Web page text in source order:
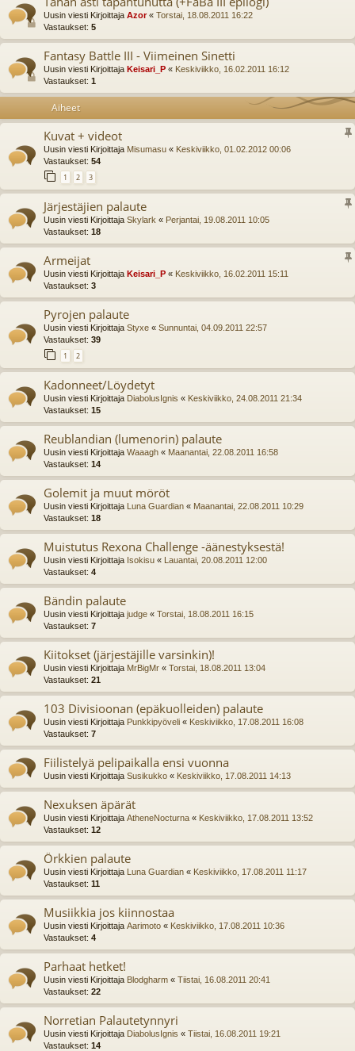
Uusin viesti Kirjoittaja Azor« Torstai, 18.08.2011 16:22
Vastaukset: 5
Fantasy Battle III - Viimeinen Sinetti
Uusin viesti Kirjoittaja Keisari_P « Keskiviikko, 16.02.2011 16:12
Vastaukset: 1
Aiheet
Kuvat + videot
Uusin viesti Kirjoittaja Misumasu « Keskiviikko, 01.02.2012 00:06
Vastaukset: 54
1 2 3
Järjestäjien palaute
Uusin viesti Kirjoittaja Skylark « Perjantai, 19.08.2011 10:05
Vastaukset: 18
Armeijat
Uusin viesti Kirjoittaja Keisari_P « Keskiviikko, 16.02.2011 15:11
Vastaukset: 3
Pyrojen palaute
Uusin viesti Kirjoittaja Styxe « Sunnuntai, 04.09.2011 22:57
Vastaukset: 39
1 2
Kadonneet/Löydetyt
Uusin viesti Kirjoittaja DiabolusIgnis « Keskiviikko, 24.08.2011 21:34
Vastaukset: 15
Reublandian (lumenorin) palaute
Uusin viesti Kirjoittaja Waaagh « Maanantai, 22.08.2011 16:58
Vastaukset: 14
Golemit ja muut möröt
Uusin viesti Kirjoittaja Luna Guardian « Maanantai, 22.08.2011 10:29
Vastaukset: 18
Muistutus Rexona Challenge -äänestyksestä!
Uusin viesti Kirjoittaja Isokisu « Lauantai, 20.08.2011 12:00
Vastaukset: 4
Bändin palaute
Uusin viesti Kirjoittaja judge « Torstai, 18.08.2011 16:15
Vastaukset: 7
Kiitokset (järjestäjille varsinkin)!
Uusin viesti Kirjoittaja MrBigMr « Torstai, 18.08.2011 13:04
Vastaukset: 21
103 Divisioonan (epäkuolleiden) palaute
Uusin viesti Kirjoittaja Punkkipyöveli « Keskiviikko, 17.08.2011 16:08
Vastaukset: 7
Fiilistelyä pelipaikalla ensi vuonna
Uusin viesti Kirjoittaja Susikukko « Keskiviikko, 17.08.2011 14:13
Nexuksen äpärät
Uusin viesti Kirjoittaja AtheneNocturna « Keskiviikko, 17.08.2011 13:52
Vastaukset: 12
Örkkien palaute
Uusin viesti Kirjoittaja Luna Guardian « Keskiviikko, 17.08.2011 11:17
Vastaukset: 11
Musiikkia jos kiinnostaa
Uusin viesti Kirjoittaja Aarimoto « Keskiviikko, 17.08.2011 10:36
Vastaukset: 4
Parhaat hetket!
Uusin viesti Kirjoittaja Blodgharm « Tiistai, 16.08.2011 20:41
Vastaukset: 22
Norretian Palautetynnyri
Uusin viesti Kirjoittaja DiabolusIgnis « Tiistai, 16.08.2011 19:21
Vastaukset: 14